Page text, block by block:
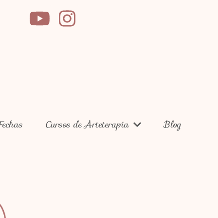
Cursos de Arteterapia Blog